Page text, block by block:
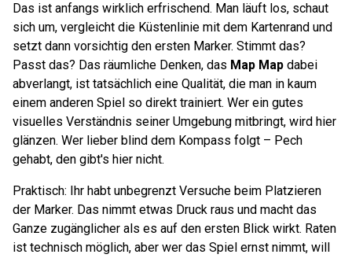
Das ist anfangs wirklich erfrischend. Man läuft los, schaut
sich um, vergleicht die Küstenlinie mit dem Kartenrand und
setzt dann vorsichtig den ersten Marker. Stimmt das?
Passt das? Das räumliche Denken, das Map Map dabei
abverlangt, ist tatsächlich eine Qualität, die man in kaum
einem anderen Spiel so direkt trainiert. Wer ein gutes
visuelles Verständnis seiner Umgebung mitbringt, wird hier
glänzen. Wer lieber blind dem Kompass folgt – Pech
gehabt, den gibt's hier nicht.
Praktisch: Ihr habt unbegrenzt Versuche beim Platzieren
der Marker. Das nimmt etwas Druck raus und macht das
Ganze zugänglicher als es auf den ersten Blick wirkt. Raten
ist technisch möglich, aber wer das Spiel ernst nimmt, will